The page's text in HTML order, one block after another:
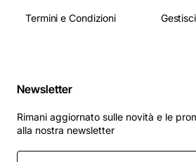
Termini e Condizioni
Newsletter
Rimani aggiornato sulle novità e le
alla nostra newsletter
Inserisci